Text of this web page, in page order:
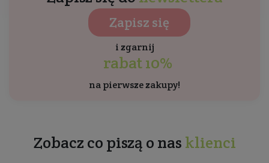
Zapisz się
i zgarnij
rabat 10%
na pierwsze zakupy!
Zobacz co piszą o nas klienci